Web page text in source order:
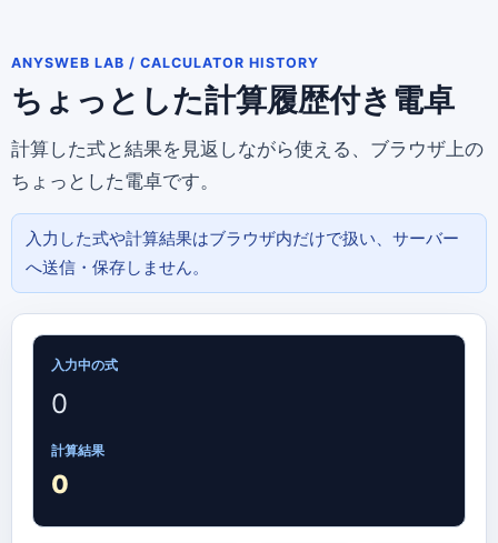
ANYSWEB LAB / CALCULATOR HISTORY
ちょっとした計算履歴付き電卓
計算した式と結果を見返しながら使える、ブラウザ上の
ちょっとした電卓です。
入力した式や計算結果はブラウザ内だけで扱い、サーバー
へ送信・保存しません。
入力中の式
0
計算結果
0